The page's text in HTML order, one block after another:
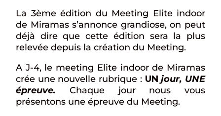
La 3ème édition du Meeting Elite indoor
de Miramas s’annonce grandiose, on peut
déjà dire que cette édition sera la plus
relevée depuis la création du Meeting.
A J-4, le meeting Elite indoor de Miramas
crée une nouvelle rubrique : UN jour, UNE
épreuve. Chaque jour nous vous
présentons une épreuve du Meeting.